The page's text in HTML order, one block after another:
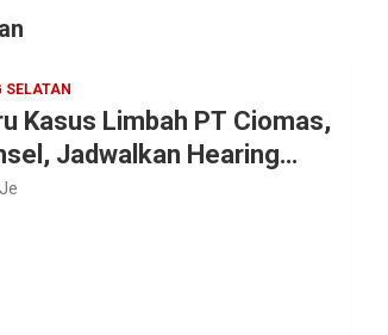
SELATAN
Kasus Limbah PT Ciomas,
Jadwalkan Hearing